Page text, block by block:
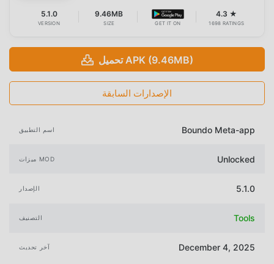
5.1.0
VERSION
9.46MB
SIZE GET IT ON
4.3 ★
1698 RATINGS
تحميل APK (9.46MB)
الإصدارات السابقة
اسم التطبيق Boundo Meta-app
ميزات MOD Unlocked
الإصدار 5.1.0
التصنيف Tools
آخر تحديث December 4, 2025